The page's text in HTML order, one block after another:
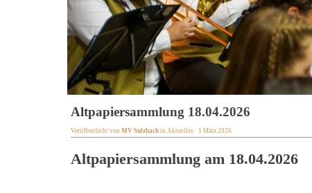
Altpapiersammlung 18.04.2026
Veröffentlicht von MV Sulzbach in Aktuelles · 1 März 2026
Altpapiersammlung am 18.04.2026